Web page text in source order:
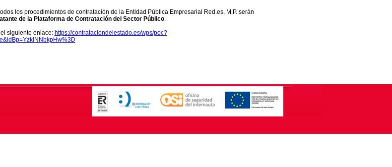
los procedimientos de contratación de la Entidad Pública Empresarial Red.es, M.P. serán
de la Plataforma de Contratación del Sector Público.
siguiente enlace: https://contrataciondelestado.es/wps/poc?